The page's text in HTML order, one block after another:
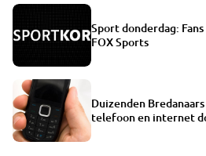
Sport donderdag:
FOX Sports
Duizenden
telefoon en internet